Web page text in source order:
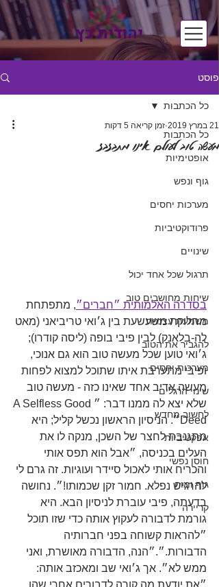
יהודית כץ
פוסט
כל הכתבות
אופטימיות
גוף ונפש
מערכות יחסים
פרודוקטיביות
שינויים
תרגול שכל אחד יכול
שיחות מחושבים טוב
משמעת עצמית
להגביר את הטוב
מערכות יחסים
שינוי הרגלים
לחשוב מחדש
אפקטיביות
חוסן נפשי
גוף ומוח
קריירה
כל הכתבות
מעשה טוב לעולם אינו מתבזבז
21 במרץ 2019 זמן קריאה 5 דקות
בסדרה האלמותית ״חברים״, מתפתחת
מחלוקת משעשעת בין ג׳ואי טריביאני (מאט
לה-בלאנק) לבין פיבי בופה (ליסה קודרו);
ג׳ואי טוען שכל מעשה טוב הוא גם אנוכי,
ופיבי מתערבת איתו שתוכל למצוא לפחות
מעשה אדיב אחד שאינו כזה - מעשה טוב
שלא יצא לה ממנו דבר: ״A Selfless Good
Deed״. הניסיון הראשון נכשל קליל; היא
מתגנבת לחצר של השכן, מנקה לו את
העלים בכניסה, ״אבל הוא תפס אותי
והכריח אותי לאכול סיידר ועוגיות. זה גרם לי
להרגיש נפלא. חמור זקן שכמותו!״. נחושה
בדעתה, פיבי עוברת לניסיון הבא. היא
גורמת לדבורה לעקוץ אותה כדי שזו תוכל
״להראות קשוחה בפני חברותיה
הדבורות.״.״הנה, הדבורה מאושרת, ואני
ממש לא״. אך ג׳ואי שב ומאכזב אותה: